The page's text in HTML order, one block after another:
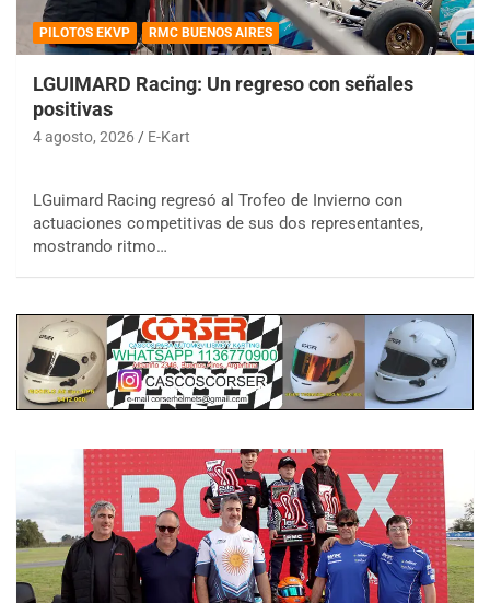
PILOTOS EKVP RMC BUENOS AIRES
LGUIMARD Racing: Un regreso con señales
positivas
4 agosto, 2026 E-Kart
LGuimard Racing regresó al Trofeo de Invierno con
actuaciones competitivas de sus dos representantes,
mostrando ritmo…